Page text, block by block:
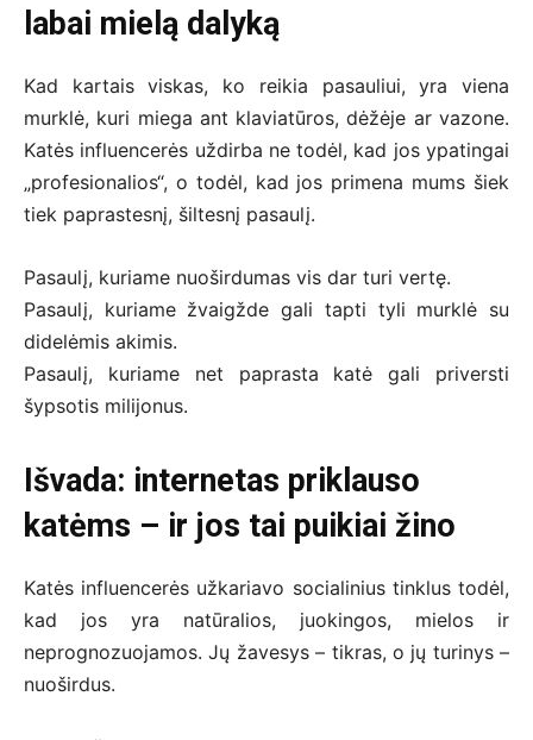
labai mielą dalyką
Kad kartais viskas, ko reikia pasauliui, yra viena
murklė, kuri miega ant klaviatūros, dėžėje ar vazone.
Katės influencerės uždirba ne todėl, kad jos ypatingai
„profesionalios“, o todėl, kad jos primena mums šiek
tiek paprastesnį, šiltesnį pasaulį.
Pasaulį, kuriame nuoširdumas vis dar turi vertę.
Pasaulį, kuriame žvaigžde gali tapti tyli murklė su
didelėmis akimis.
Pasaulį, kuriame net paprasta katė gali priversti
šypsotis milijonus.
Išvada: internetas priklauso
katėms – ir jos tai puikiai žino
Katės influencerės užkariavo socialinius tinklus todėl,
kad jos yra natūralios, juokingos, mielos ir
neprognozuojamos. Jų žavesys – tikras, o jų turinys –
nuoširdus.